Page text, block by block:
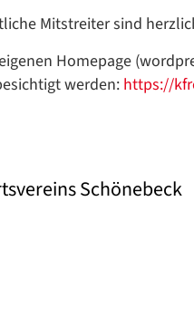
Mitstreiter sind
Homepage
werden: https://
Schönebeck